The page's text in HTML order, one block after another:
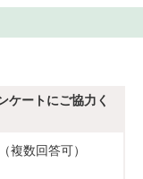
ケートにご協力く
複数回答可）